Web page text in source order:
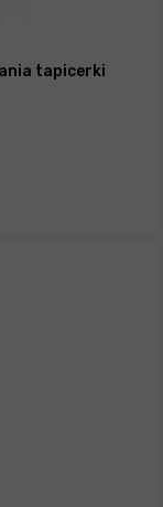
tapicerki